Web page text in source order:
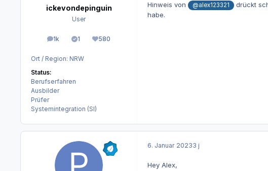
ickevondepinguin
User
1k
Beiträge1
Lösungen580
Reputation
Ort / Region: NRW
Status:
Berufserfahren
Ausbilder
Prüfer
Systemintegration (SI)
Hinweis von
@alex123321
drückt
habe.
6. Januar 20233 j
Hey Alex,